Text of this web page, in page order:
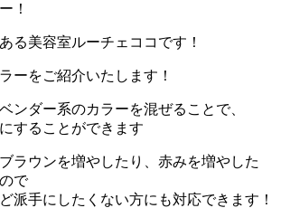
！
る美容室ルーチェココです！
ーをご紹介いたします！
ンダー系のカラーを混ぜることで、
することができます
ラウンを増やしたり、赤みを増やした
で
派手にしたくない方にも対応できます！